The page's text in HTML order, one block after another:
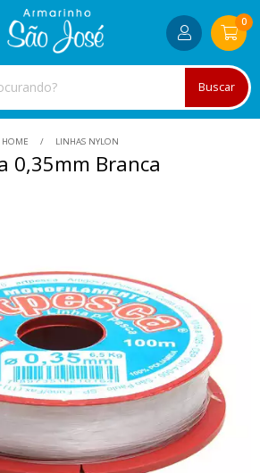
Buscar
0
HOME LINHAS NYLON
0,35mm Branca